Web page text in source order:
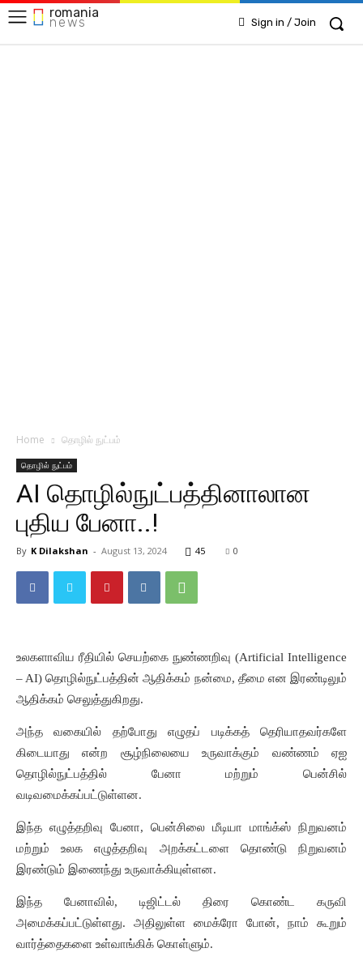
romania
news Sign in / Join
Home தொழில் நுட்பம்
தொழில் நுட்பம்
AI தொழில்நுட்பத்தினாலான
புதிய பேனா..!
By K Dilakshan - August 13, 2024 45 0
உலகளாவிய ரீதியில் செயற்கை நுண்ணறிவு (Artificial Intelligence
– AI)தொழில்நுட்பத்தின் ஆதிக்கம் நன்மை, தீமை என இரண்டிலும்
ஆதிக்கம் செலுத்துகிறது.
அந்த வகையில் தற்போது எழுதப் படிக்கத்
தெரியாதவர்களே
கிடையாது
என்ற சூழ்நிலையை உருவாக்கும் வண்ணம்
ஏஐ
தொழில்நுட்பத்தில்
பேனா மற்றும்
பென்சில்
வடிவமைக்கப்பட்டுள்ளன.
இந்த எழுத்தறிவு பேனா, பென்சிலை மீடியா மாங்க்ஸ் நிறுவனம்
மற்றும்
உலக எழுத்தறிவு அறக்கட்டளை தொண்டு
நிறுவனம்
இரண்டும் இணைந்து உருவாக்கியுள்ளன.
இந்த பேனாவில், டிஜிட்டல் திரை கொண்ட
கருவி
அமைக்கப்பட்டுள்ளது. அதிலுள்ள மைக்ரோ போன், நாம்
கூறும்
வார்த்தைகளை உள்வாங்கிக் கொள்ளும்.